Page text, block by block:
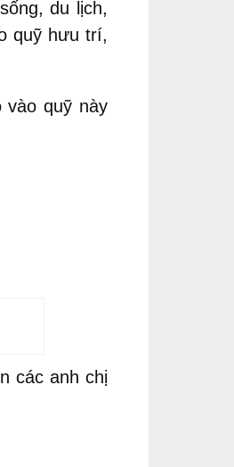
du lịch,
quỹ hưu trí,
vào quỹ này
các anh chị